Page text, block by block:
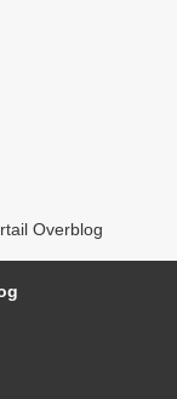
Overblog